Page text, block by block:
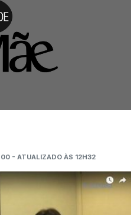
- ATUALIZADO ÀS 12H32